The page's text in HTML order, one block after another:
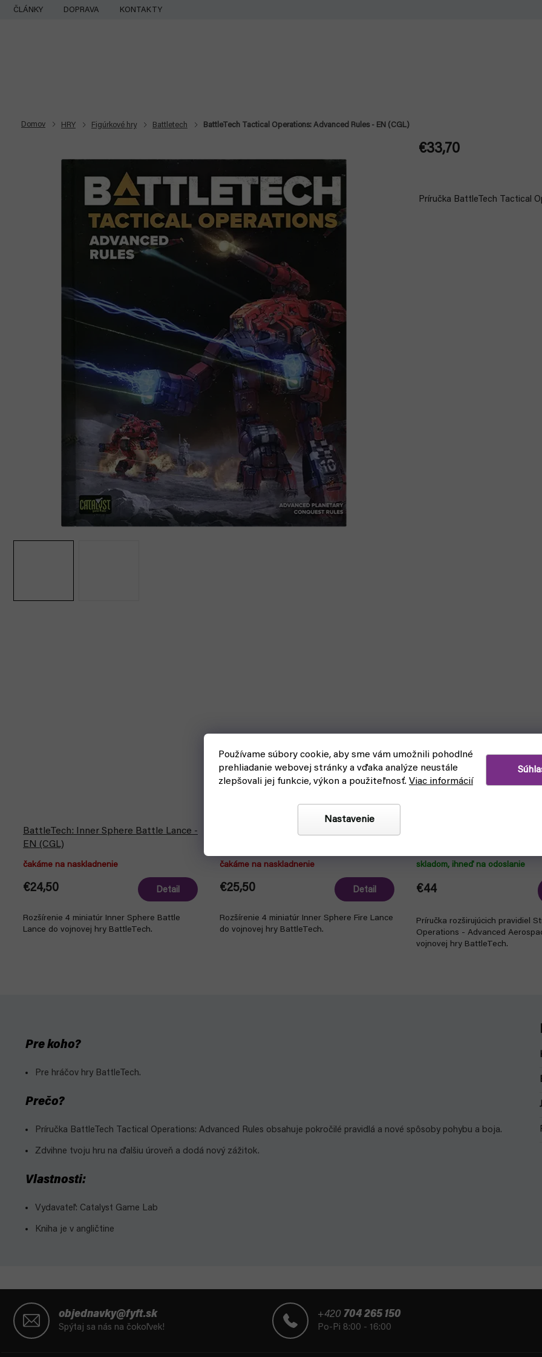
Používame súbory cookie, aby sme vám umožnili pohodlné
prehliadanie webovej stránky a vďaka analýze neustále
zlepšovali jej funkcie, výkon a použiteľnosť. Viac informácií
Nastavenie
Prejsť
ČLÁNKY DOPRAVA KONTAKTY
Domov HRY Figúrkové hry Battletech BattleTech Tactical Operations: Advanced Rules - EN (CGL)
€33,70
Príručka BattleTech Tactical
BattleTech: Inner Sphere Battle Lance -
EN (CGL)
čakáme na naskladnenie
€24,50 Detail
Rozšírenie 4 miniatúr Inner Sphere Battle
Lance do vojnovej hry BattleTech.
čakáme na naskladnenie
€25,50 Detail
Rozšírenie 4 miniatúr Inner Sphere Fire Lance
do vojnovej hry BattleTech.
skladom, ihneď na odoslanie
€44
Príručka rozširujúcich pravidiel
Operations - Advanced
vojnovej hry BattleTech.
Pre koho?
Pre hráčov hry BattleTech.
Prečo?
Príručka BattleTech Tactical Operations: Advanced Rules obsahuje pokročilé pravidlá a nové spôsoby pohybu a boja.
Zdvihne tvoju hru na ďalšiu úroveň a dodá nový zážitok.
Vlastnosti:
Vydavateľ: Catalyst Game Lab
Kniha je v angličtine
objednavky@fyft.sk
Spýtaj sa nás na čokoľvek!
+420 704 265 150
Po-Pi 8:00 - 16:00